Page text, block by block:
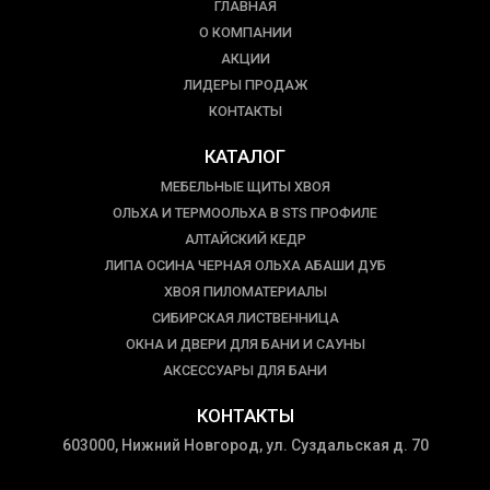
ГЛАВНАЯ
О КОМПАНИИ
АКЦИИ
ЛИДЕРЫ ПРОДАЖ
КОНТАКТЫ
КАТАЛОГ
МЕБЕЛЬНЫЕ ЩИТЫ ХВОЯ
ОЛЬХА И ТЕРМООЛЬХА В STS ПРОФИЛЕ
АЛТАЙСКИЙ КЕДР
ЛИПА ОСИНА ЧЕРНАЯ ОЛЬХА АБАШИ ДУБ
ХВОЯ ПИЛОМАТЕРИАЛЫ
СИБИРСКАЯ ЛИСТВЕННИЦА
ОКНА И ДВЕРИ ДЛЯ БАНИ И САУНЫ
АКСЕССУАРЫ ДЛЯ БАНИ
КОНТАКТЫ
603000, Нижний Новгород, ул. Суздальская д. 70